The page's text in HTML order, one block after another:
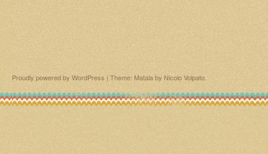
Proudly powered by WordPress | Theme: Matala by Nicolo Volpato